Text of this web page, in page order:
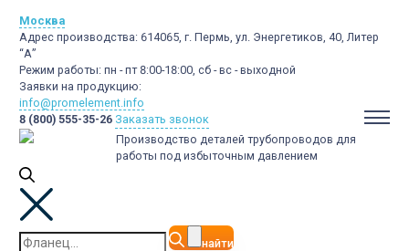
Москва
Адрес производства: 614065, г. Пермь, ул. Энергетиков, 40, Литер
“А”
Режим работы: пн - пт 8:00-18:00, сб - вс - выходной
Заявки на продукцию:
info@promelement.info
8 (800) 555-35-26 Заказать звонок
Производство деталей трубопроводов для
работы под избыточным давлением
найти